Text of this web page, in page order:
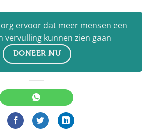
ervoor dat meer mensen een
vervulling kunnen zien gaan
DONEER NU